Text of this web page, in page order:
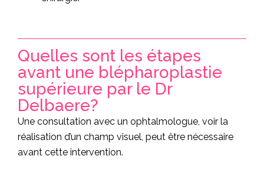
Quelles sont les étapes
avant une blépharoplastie
supérieure par le Dr
Delbaere?
Une consultation avec un ophtalmologue, voir la
réalisation d’un champ visuel, peut être nécessaire
avant cette intervention.